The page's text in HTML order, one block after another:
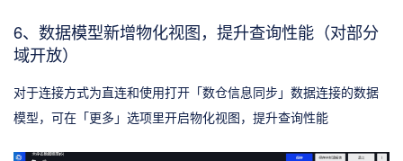
6、数据模型新增物化视图，提升查询性能（对部分
域开放）
对于连接方式为直连和使用打开「数仓信息同步」数据连接的数据
模型，可在「更多」选项里开启物化视图，提升查询性能